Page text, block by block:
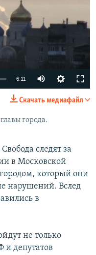
available
6:11
Скачать медиафайл
города.
следят за
в Московской
который они
нарушений. Вслед
в
не только
и депутатов